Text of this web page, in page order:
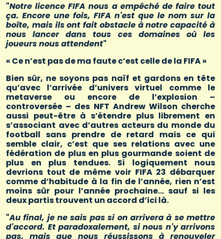
"Notre licence FIFA nous a empêché de faire tout
ça. Encore une fois, FIFA n'est que le nom sur la
boîte, mais ils ont fait obstacle à notre capacité à
nous lancer dans tous ces domaines où les
joueurs nous attendent"
« Ce n’est pas de ma faute c’est celle de la FIFA »
Bien sûr, ne soyons pas naïf et gardons en tête
qu’avec l’arrivée d’univers virtuel comme le
metaverse ou encore de l’explosion –
controversée – des NFT Andrew Wilson cherche
aussi peut-être à s’étendre plus librement en
s’associant avec d’autres acteurs du monde du
football sans prendre de retard mais ce qui
semble clair, c’est que ses relations avec une
fédération de plus en plus gourmande soient de
plus en plus tendues. Si logiquement nous
devrions tout de même voir FIFA 23 débarquer
comme d’habitude à la fin de l’année, rien n’est
moins sûr pour l’année prochaine… sauf si les
deux partis trouvent un accord d’ici là.
"Au final, je ne sais pas si on arrivera à se mettre
d'accord. Et paradoxalement, si nous n'y arrivons
pas, mais que nous réussissons à renouveler